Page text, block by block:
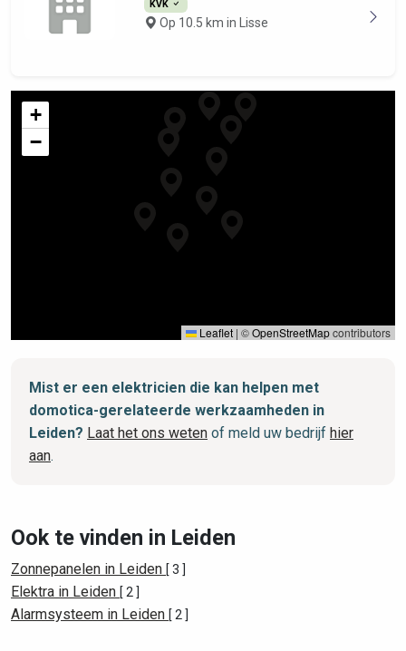
KVK
Op 10.5 km in Lisse
+
−
Leaflet | ©OpenStreetMapcontributors
Mist er een elektricien die kan helpen met
domotica-gerelateerde werkzaamheden in
Leiden? Laat het ons weten of meld uw bedrijf hier
aan.
Ook te vinden in Leiden
Zonnepanelen in Leiden [ 3 ]
Elektra in Leiden [ 2 ]
Alarmsysteem in Leiden [ 2 ]